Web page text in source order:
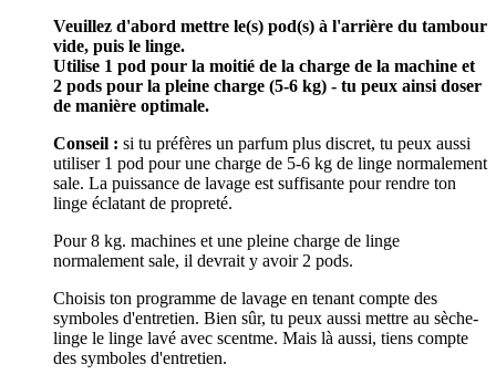
Veuillez d'abord mettre le(s) pod(s) à l'arrière du tambour
vide, puis le linge.
Utilise 1 pod pour la moitié de la charge de la machine et
2 pods pour la pleine charge (5-6 kg) - tu peux ainsi doser
de manière optimale.
Conseil : si tu préfères un parfum plus discret, tu peux aussi
utiliser 1 pod pour une charge de 5-6 kg de linge normalement
sale. La puissance de lavage est suffisante pour rendre ton
linge éclatant de propreté.
Pour 8 kg. machines et une pleine charge de linge
normalement sale, il devrait y avoir 2 pods.
Choisis ton programme de lavage en tenant compte des
symboles d'entretien. Bien sûr, tu peux aussi mettre au sèche-
linge le linge lavé avec scentme. Mais là aussi, tiens compte
des symboles d'entretien.